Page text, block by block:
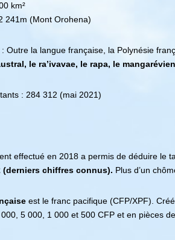
km²
241m (Mont Orohena)
Outre la langue française, la Polynésie
le ra’ivavae, le rapa, le
: 284 312 (mai 2021)
effectué en 2018 a permis de déduire le
(derniers chiffres connus). Plus d’un
est le franc pacifique (CFP/XPF).
5 000, 1 000 et 500 CFP et en pièces